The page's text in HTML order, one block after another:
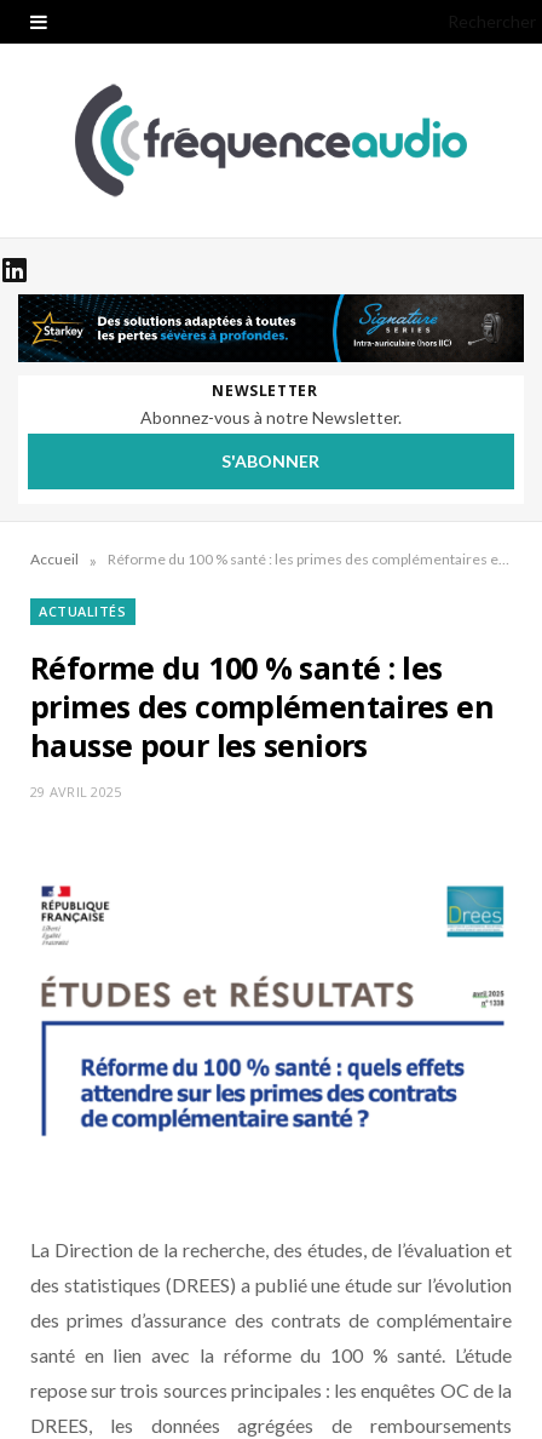
NEWSLETTER
Abonnez-vous à notre Newsletter.
S'ABONNER
Accueil » Réforme du 100 % santé : les primes des complémentaires en hausse pour les seniors
ACTUALITÉS
Réforme du 100 % santé : les
primes des complémentaires en
hausse pour les seniors
29 AVRIL 2025
La Direction de la recherche, des études, de l’évaluation et
des statistiques (DREES) a publié une étude sur l’évolution
des primes d’assurance des contrats de complémentaire
santé en lien avec la réforme du 100 % santé. L’étude
repose sur trois sources principales : les enquêtes OC de la
DREES, les données agrégées de remboursements